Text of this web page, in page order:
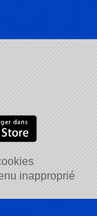
inapproprié